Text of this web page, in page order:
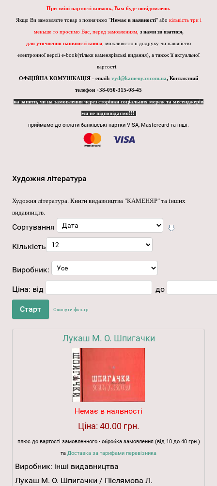
При зміні вартості книжок, Вам буде повідомлено.
Якщо Ви замовляєте товар з позначкою "Немає в наявності" або кількість три і
меньше то просимо Вас, перед замовленням, з нами зв'язатися,
для уточнення наявності книги , можливістю її додруку чи наявністю
електронної версії e-book(тільки каменярівські видання), а також її актуальної
вартості.
ОФіЦІЙНА КОМУНІКАЦІЯ - email: vyd@kamenyar.com.ua, Контактний
телефон +38-050-315-08-45
на запити, чи на замовлення через сторінки соціальних мереж та месенджерів
ми не відповідаємо!!!
приймамо до оплати банківські картки VISA, Mastercard та інші.
Художня література
Художня література. Книги видавництва "КАМЕНЯР" та інших
видавництв.
Сортування
Кількість
Виробник:
Ціна: від до
Скинути фільтр
Лукаш М. О. Шпигачки
Немає в наявності
Ціна: 40.00 грн.
плюс до вартості замовленного - обробка замовлення (від 10 до 40 грн.)
та Доставка за тарифами перевізника
Виробник: інші видавництва
Лукаш М. О. Шпигачки / Післямова Л.